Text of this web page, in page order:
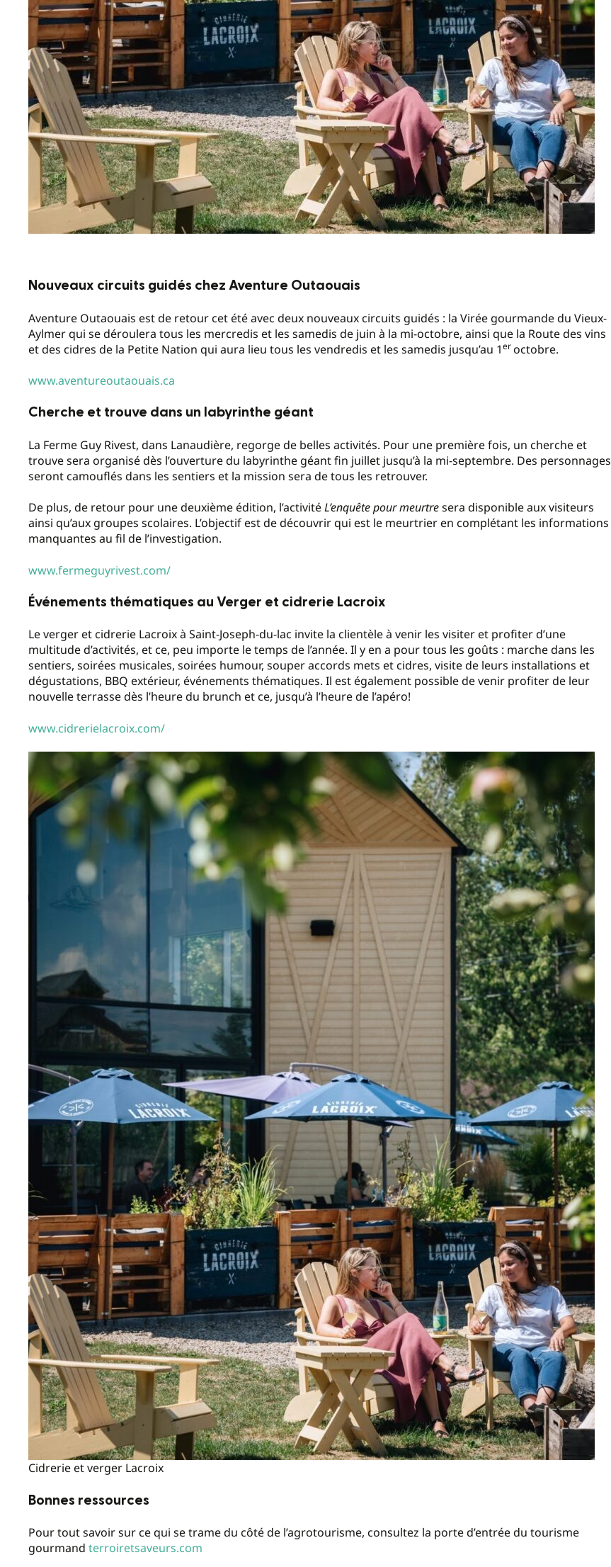
Nouveaux circuits guidés chez Aventure Outaouais
Aventure Outaouais est de retour cet été avec deux nouveaux circuits guidés : la Virée gourmande du Vieux-
Aylmer qui se déroulera tous les mercredis et les samedis de juin à la mi-octobre, ainsi que la Route des vins
et des cidres de la Petite Nation qui aura lieu tous les vendredis et les samedis jusqu’au 1eroctobre.
www.aventureoutaouais.ca
Cherche et trouve dans un labyrinthe géant
La Ferme Guy Rivest, dans Lanaudière, regorge de belles activités. Pour une première fois, un cherche et
trouve sera organisé dès l’ouverture du labyrinthe géant fin juillet jusqu’à la mi-septembre. Des personnages
seront camouflés dans les sentiers et la mission sera de tous les retrouver.
De plus, de retour pour une deuxième édition, l’activitéL’enquête pour meurtresera disponible aux visiteurs
ainsi qu’aux groupes scolaires. L’objectif est de découvrir qui est le meurtrier en complétant les informations
manquantes au fil de l’investigation.
www.fermeguyrivest.com/
Événements thématiques au Verger et cidrerie Lacroix
Le verger et cidrerie Lacroix à Saint-Joseph-du-lac invite la clientèle à venir les visiter et profiter d’une
multitude d’activités, et ce, peu importe le temps de l’année. Il y en a pour tous les goûts : marche dans les
sentiers, soirées musicales, soirées humour, souper accords mets et cidres, visite de leurs installations et
dégustations, BBQ extérieur, événements thématiques. Il est également possible de venir profiter de leur
nouvelle terrasse dès l’heure du brunch et ce, jusqu’à l’heure de l’apéro!
www.cidrerielacroix.com/
Cidrerie et verger Lacroix
Bonnes ressources
Pour tout savoir sur ce qui se trame du côté de l’agrotourisme, consultez la porte d’entrée du tourisme
gourmand terroiretsaveurs.com